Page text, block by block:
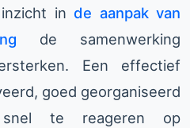
in de aanpak van
de samenwerking
Een effectief
goed georganiseerd
te reageren op